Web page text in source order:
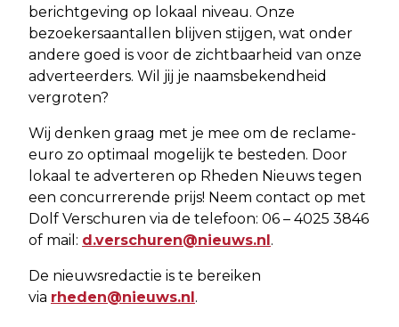
berichtgeving op lokaal niveau. Onze
bezoekersaantallen blijven stijgen, wat onder
andere goed is voor de zichtbaarheid van onze
adverteerders. Wil jij je naamsbekendheid
vergroten?
Wij denken graag met je mee om de reclame-
euro zo optimaal mogelijk te besteden. Door
lokaal te adverteren op Rheden Nieuws tegen
een concurrerende prijs! Neem contact op met
Dolf Verschuren via de telefoon: 06 – 4025 3846
of mail: d.verschuren@nieuws.nl.
De nieuwsredactie is te bereiken
via rheden@nieuws.nl.